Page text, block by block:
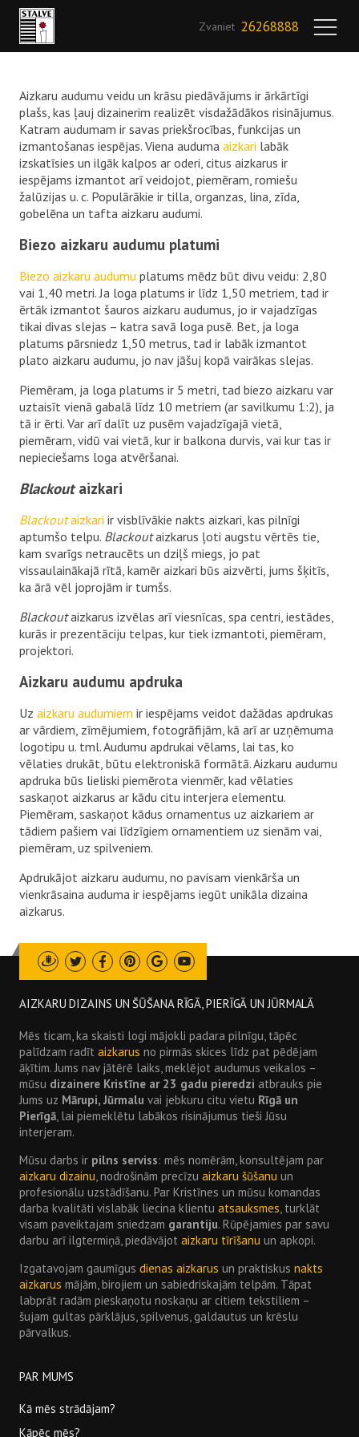
Zvaniet 26268888
Aizkaru audumu veidu un krāsu piedāvājums ir ārkārtīgi
plašs, kas ļauj dizainerim realizēt visdažādākos risinājumus.
Katram audumam ir savas priekšrocības, funkcijas un
izmantošanas iespējas. Viena audumaaizkari labāk
izskatīsies un ilgāk kalpos ar oderi, citus aizkarus ir
iespējams izmantot arī veidojot, piemēram, romiešu
žalūzijas u. c. Populārākie ir tilla, organzas, lina, zīda,
gobelēna un tafta aizkaru audumi.
Biezo aizkaru audumu platumi
Biezo aizkaru audumu platums mēdz būt divu veidu: 2,80
vai 1,40 metri. Ja loga platums ir līdz 1,50 metriem, tad ir
ērtāk izmantot šauros aizkaru audumus, jo ir vajadzīgas
tikai divas slejas – katra savā loga pusē. Bet, ja loga
platums pārsniedz 1,50 metrus, tad ir labāk izmantot
plato aizkaru audumu, jo nav jāšuj kopā vairākas slejas.
Piemēram, ja loga platums ir 5 metri, tad biezo aizkaru var
uztaisīt vienā gabalā līdz 10 metriem (ar savilkumu 1:2), ja
tā ir ērti. Var arī dalīt uz pusēm vajadzīgajā vietā,
piemēram, vidū vai vietā, kur ir balkona durvis, vai kur tas ir
nepieciešams loga atvēršanai.
Blackoutaizkari
Blackoutaizkari ir visblīvākie nakts aizkari, kas pilnīgi
aptumšo telpu. Blackoutaizkarus ļoti augstu vērtēs tie,
kam svarīgs netraucēts un dziļš miegs, jo pat
vissaulainākajā rītā, kamēr aizkari būs aizvērti, jums šķitīs,
ka ārā vēl joprojām ir tumšs.
Blackoutaizkarus izvēlas arī viesnīcas, spa centri, iestādes,
kurās ir prezentāciju telpas, kur tiek izmantoti, piemēram,
projektori.
Aizkaru audumu apdruka
Uzaizkaru audumiem ir iespējams veidot dažādas apdrukas
ar vārdiem, zīmējumiem, fotogrāfijām, kā arī ar uzņēmuma
logotipu u. tml. Audumu apdrukai vēlams, lai tas, ko
vēlaties drukāt, būtu elektroniskā formātā. Aizkaru audumu
apdruka būs lieliski piemērota vienmēr, kad vēlaties
saskaņot aizkarus ar kādu citu interjera elementu.
Piemēram, saskaņot kādus ornamentus uz aizkariem ar
tādiem pašiem vai līdzīgiem ornamentiem uz sienām vai,
piemēram, uz spilveniem.
Apdrukājot aizkaru audumu, no pavisam vienkārša un
vienkrāsaina auduma ir iespējams iegūt unikāla dizaina
aizkarus.
Draugiem
TwitterFacebookPinterest
GoogleYoutube
AIZKARU DIZAINS UN ŠŪŠANA RĪGĀ, PIERĪGĀ UN JŪRMALĀ
Mēs ticam, ka skaisti logi mājokli padara pilnīgu, tāpēc
palīdzam radītaizkarus no pirmās skices līdz pat pēdējam
āķītim. Jums nav jātērē laiks, meklējot audumus veikalos –
mūsu dizainere Kristīne ar 23 gadu pieredzi atbrauks pie
Jums uz Mārupi, Jūrmalu vai jebkuru citu vietu Rīgā un
Pierīgā, lai piemeklētu labākos risinājumus tieši Jūsu
interjeram.
Mūsu darbs ir pilns serviss: mēs nomērām, konsultējam par
aizkaru dizainu, nodrošinām precīzuaizkaru šūšanu un
profesionālu uzstādīšanu. Par Kristīnes un mūsu komandas
darba kvalitāti vislabāk liecina klientuatsauksmes, turklāt
visam paveiktajam sniedzam garantiju. Rūpējamies par savu
darbu arī ilgtermiņā, piedāvājotaizkaru tīrīšanu un apkopi.
Izgatavojam gaumīgusdienas aizkarus un praktiskusnakts
aizkarus mājām, birojiem un sabiedriskajām telpām. Tāpat
labprāt radām pieskaņotu noskaņu ar citiem tekstiliem –
šujam gultas pārklājus, spilvenus, galdautus un krēslu
pārvalkus.
PAR MUMS
Kā mēs strādājam?
Kāpēc mēs?